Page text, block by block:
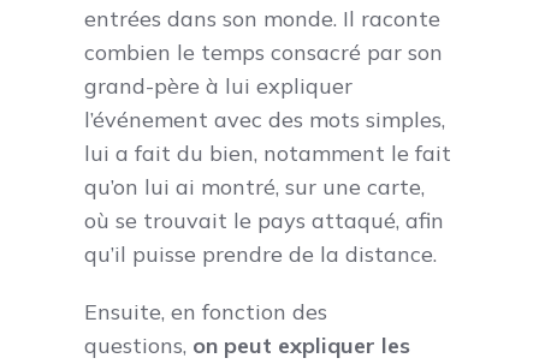
entrées dans son monde. Il raconte
combien le temps consacré par son
grand-père à lui expliquer
l’événement avec des mots simples,
lui a fait du bien, notamment le fait
qu’on lui ai montré, sur une carte,
où se trouvait le pays attaqué, afin
qu’il puisse prendre de la distance.
Ensuite, en fonction des
questions, on peut expliquer les